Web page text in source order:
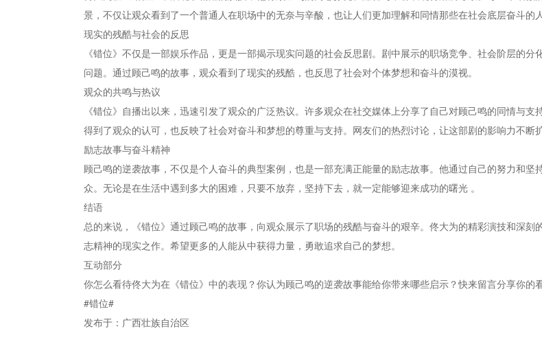
景，不仅让观众看到了一个普通人在职场中的无奈与辛酸，也让人们更加理解和同情那些在社会底层奋斗的人
现实的残酷与社会的反思
《错位》不仅是一部娱乐作品，更是一部揭示现实问题的社会反思剧。剧中展示的职场竞争、社会阶层的
问题。通过顾己鸣的故事，观众看到了现实的残酷，也反思了社会对个体梦想和奋斗的漠视。
观众的共鸣与热议
《错位》自播出以来，迅速引发了观众的广泛热议。许多观众在社交媒体上分享了自己对顾己鸣的同情与
得到了观众的认可，也反映了社会对奋斗和梦想的尊重与支持。网友们的热烈讨论，让这部剧的影响力不断扩
励志故事与奋斗精神
顾己鸣的逆袭故事，不仅是个人奋斗的典型案例，也是一部充满正能量的励志故事。他通过自己的努力和
众。无论是在生活中遇到多大的困难，只要不放弃，坚持下去，就一定能够迎来成功的曙光 。
结语
总的来说，《错位》通过顾己鸣的故事，向观众展示了职场的残酷与奋斗的艰辛。佟大为的精彩演技和深
志精神的现实之作。希望更多的人能从中获得力量，勇敢追求自己的梦想。
互动部分
你怎么看待佟大为在《错位》中的表现？你认为顾己鸣的逆袭故事能给你带来哪些启示？快来留言分享你的
#错位#
发布于：广西壮族自治区